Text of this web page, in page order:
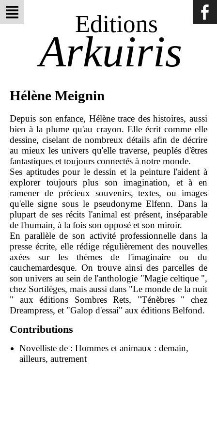
Editions
Arkuiris
Hélène Meignin
Depuis son enfance, Hélène trace des histoires, aussi
bien à la plume qu'au crayon. Elle écrit comme elle
dessine, ciselant de nombreux détails afin de décrire
au mieux les univers qu'elle traverse, peuplés d'êtres
fantastiques et toujours connectés à notre monde.
Ses aptitudes pour le dessin et la peinture l'aident à
explorer toujours plus son imagination, et à en
ramener de précieux souvenirs, textes, ou images
qu'elle signe sous le pseudonyme Elfenn. Dans la
plupart de ses récits l'animal est présent, inséparable
de l'humain, à la fois son opposé et son miroir.
En parallèle de son activité professionnelle dans la
presse écrite, elle rédige régulièrement des nouvelles
axées sur les thèmes de l'imaginaire ou du
cauchemardesque. On trouve ainsi des parcelles de
son univers au sein de l'anthologie "Magie celtique ",
chez Sortilèges, mais aussi dans "Le monde de la nuit
" aux éditions Sombres Rets, "Ténèbres " chez
Dreampress, et "Galop d'essai" aux éditions Belfond.
Contributions
Novelliste de : Hommes et animaux : demain,
ailleurs, autrement